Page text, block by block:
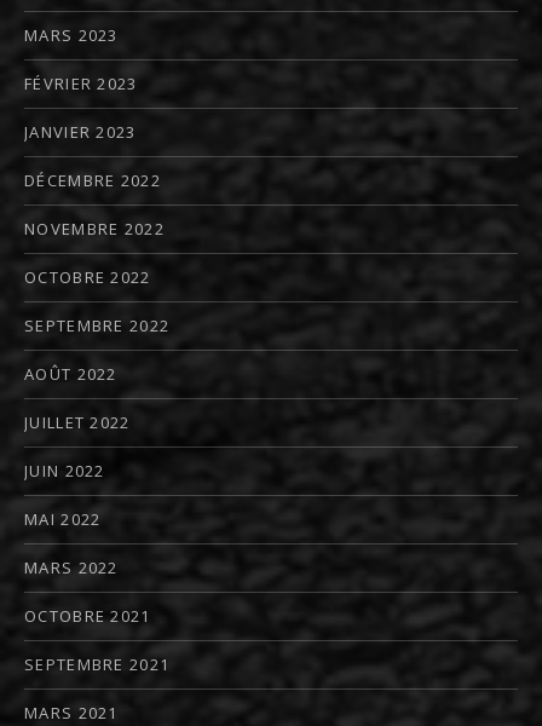
MARS 2023
FÉVRIER 2023
JANVIER 2023
DÉCEMBRE 2022
NOVEMBRE 2022
OCTOBRE 2022
SEPTEMBRE 2022
AOÛT 2022
JUILLET 2022
JUIN 2022
MAI 2022
MARS 2022
OCTOBRE 2021
SEPTEMBRE 2021
MARS 2021